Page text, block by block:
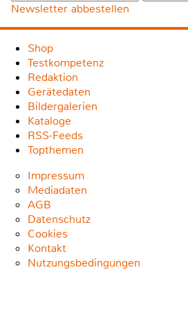
Newsletter abbestellen
Shop
Testkompetenz
Redaktion
Gerätedaten
Bildergalerien
Kataloge
RSS-Feeds
Topthemen
Impressum
Mediadaten
AGB
Datenschutz
Cookies
Kontakt
Nutzungsbedingungen